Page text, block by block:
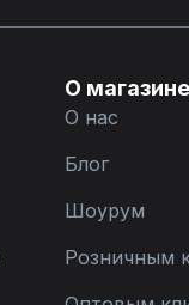
О магазине
О нас
Блог
Шоурум
Розничным